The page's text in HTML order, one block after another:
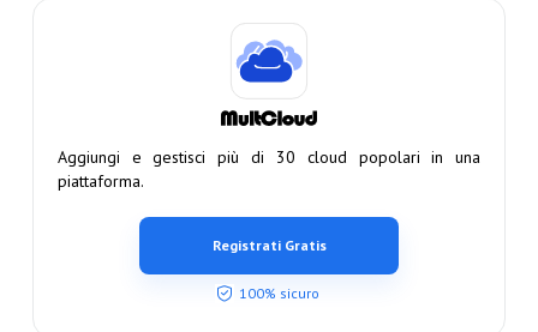
Aggiungi e gestisci più di 30 cloud popolari in una
piattaforma.
Registrati Gratis
100% sicuro